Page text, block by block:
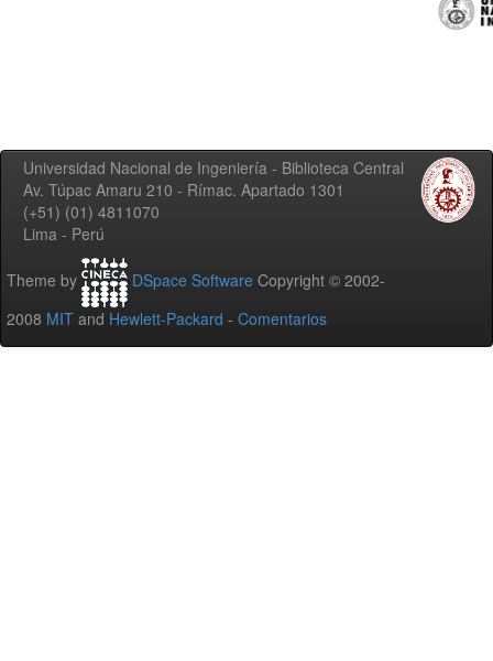
Universidad Nacional de Ingeniería - Biblioteca Central
Av. Túpac Amaru 210 - Rímac. Apartado 1301
(+51) (01) 4811070
Lima - Perú
Theme by DSpace Software Copyright © 2002-
2008 MIT and Hewlett-Packard - Comentarios